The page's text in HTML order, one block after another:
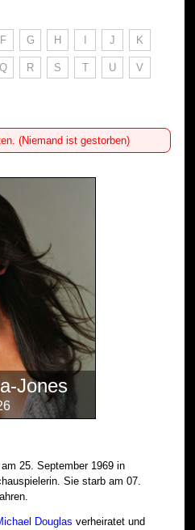
F G H I J K
Q R S T U V
(Niemand ist gestorben)
Jones
25. September 1969 in
Sie starb am 07.
Douglas verheiratet und